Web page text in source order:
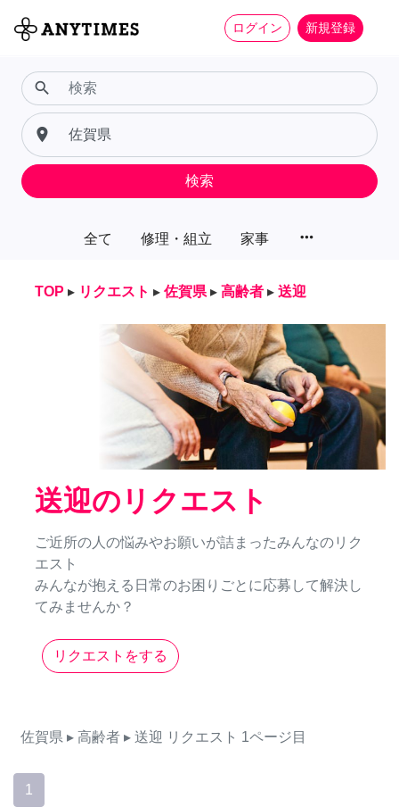
ログイン 新規登録
全て 修理・組立 家事 more_horiz
search
place
検索
TOP ▸ リクエスト ▸ 佐賀県 ▸ 高齢者 ▸ 送迎
送迎のリクエスト
ご近所の人の悩みやお願いが詰まったみんなのリク
エスト
みんなが抱える日常のお困りごとに応募して解決し
てみませんか？
リクエストをする
佐賀県 ▸ 高齢者 ▸ 送迎 リクエスト 1ページ目
1